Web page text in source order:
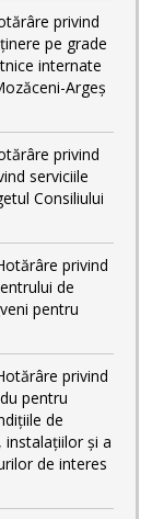
privind
pe grade
internate
Argeș
privind
serviciile
Consiliului
privind
de
pentru
privind
pentru
de
şi a
de interes